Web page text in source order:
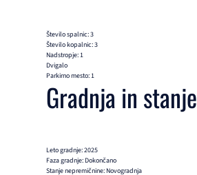
Število spalnic: 3
Število kopalnic: 3
Nadstropje: 1
Dvigalo
Parkirno mesto: 1
Gradnja in stanje
Leto gradnje: 2025
Faza gradnje: Dokončano
Stanje nepremičnine: Novogradnja